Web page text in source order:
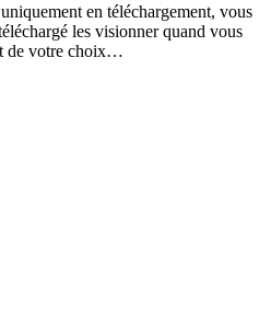
en téléchargement, vous
les visionner quand vous
de votre choix…